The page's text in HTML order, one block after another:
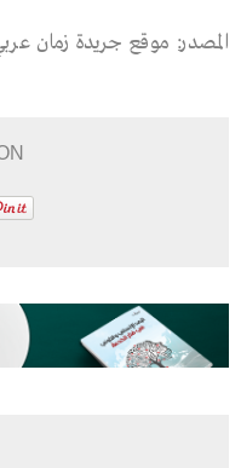
المصدر: موقع جريدة زمان